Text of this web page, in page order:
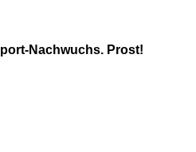
Nachwuchs. Prost!